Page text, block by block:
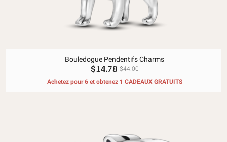
Bouledogue Pendentifs Charms
$14.78 $44.00
Achetez pour 6 et obtenez 1 CADEAUX GRATUITS